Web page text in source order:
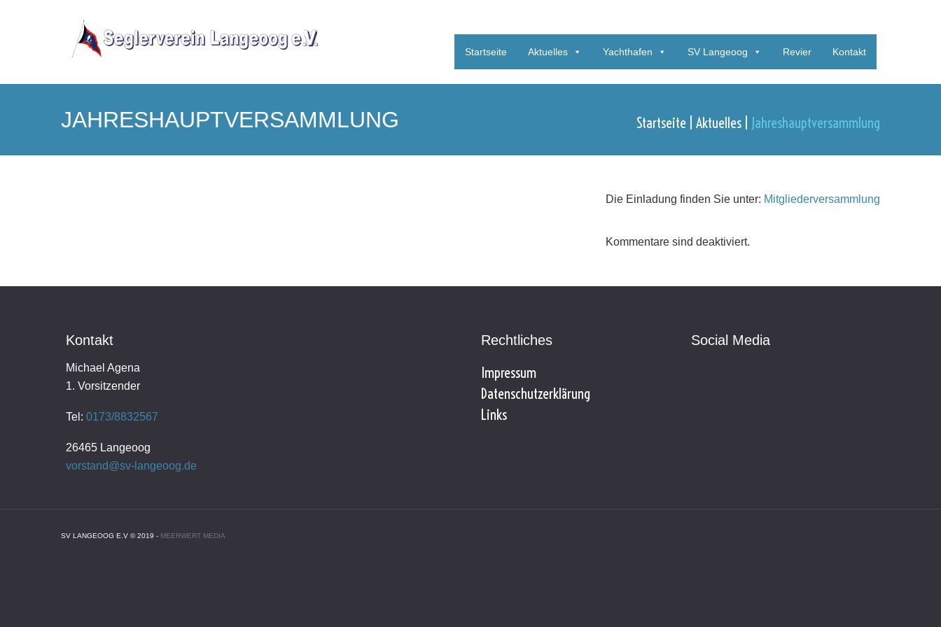
Startseite Aktuelles Yachthafen SV Langeoog Revier Kontakt
JAHRESHAUPTVERSAMMLUNG Startseite Aktuelles Jahreshauptversammlung
Die Einladung finden Sie unter: Mitgliederversammlung
Kommentare sind deaktiviert.
Kontakt
Michael Agena
1. Vorsitzender
Tel: 0173/8832567
26465 Langeoog
vorstand@sv-langeoog.de
Rechtliches
Impressum
Datenschutzerklärung
Links
Social Media
SV LANGEOOG E.V © 2019 - MEERWERT MEDIA